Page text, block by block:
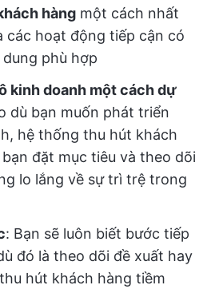
hàng một cách nhất
các hoạt động tiếp cận có
phù hợp
kinh doanh một cách dự
dù bạn muốn phát triển
hệ thống thu hút khách
đặt mục tiêu và theo dõi
lo lắng về sự trì trệ trong
: Bạn sẽ luôn biết bước tiếp
đó là theo dõi đề xuất hay
hút khách hàng tiềm